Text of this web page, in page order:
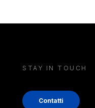
STAY IN TOUCH
Contatti